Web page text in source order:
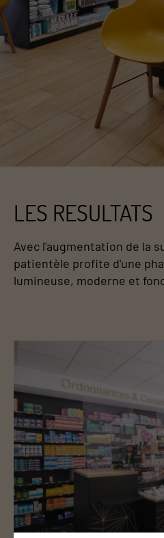
LES RESULTATS
Avec l'augmentation de la
patientèle profite d'une
lumineuse, moderne et